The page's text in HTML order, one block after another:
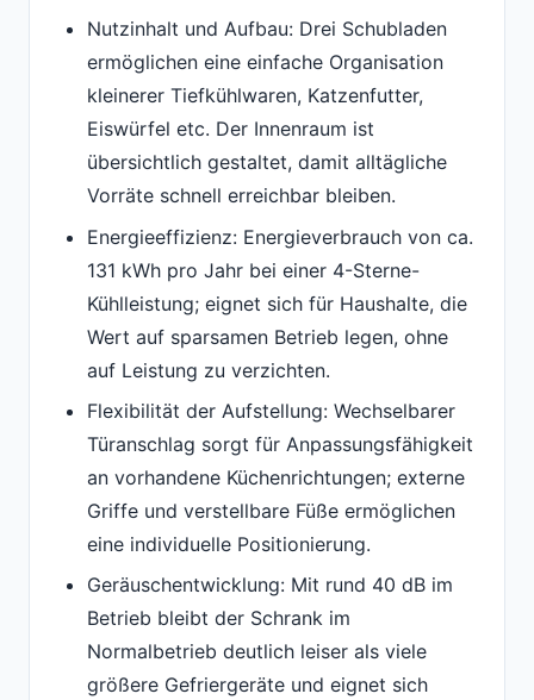
Nutzinhalt und Aufbau: Drei Schubladen
ermöglichen eine einfache Organisation
kleinerer Tiefkühlwaren, Katzenfutter,
Eiswürfel etc. Der Innenraum ist
übersichtlich gestaltet, damit alltägliche
Vorräte schnell erreichbar bleiben.
Energieeffizienz: Energieverbrauch von ca.
131 kWh pro Jahr bei einer 4-Sterne-
Kühlleistung; eignet sich für Haushalte, die
Wert auf sparsamen Betrieb legen, ohne
auf Leistung zu verzichten.
Flexibilität der Aufstellung: Wechselbarer
Türanschlag sorgt für Anpassungsfähigkeit
an vorhandene Küchenrichtungen; externe
Griffe und verstellbare Füße ermöglichen
eine individuelle Positionierung.
Geräuschentwicklung: Mit rund 40 dB im
Betrieb bleibt der Schrank im
Normalbetrieb deutlich leiser als viele
größere Gefriergeräte und eignet sich